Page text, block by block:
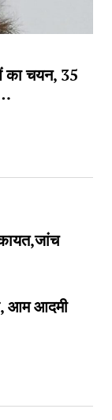
का चयन, 35
आम आदमी